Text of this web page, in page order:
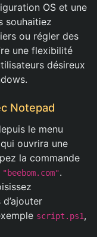
OS et une
souhaitiez
ou régler des
une flexibilité
désireux
Notepad
le menu
ouvrira une
la commande
.
script.ps1,